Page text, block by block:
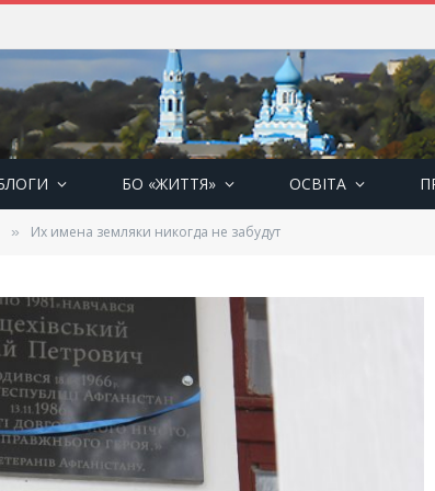
БО «ЖИТТЯ» ОСВІТА
» Их имена земляки никогда не забудут